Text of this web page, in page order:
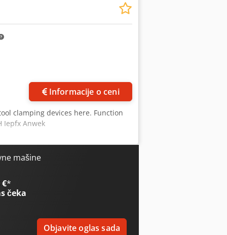
Informacije o ceni
clamping devices here. Function
Iepfx Anwek
mašine
€*
čeka
Objavite oglas sada